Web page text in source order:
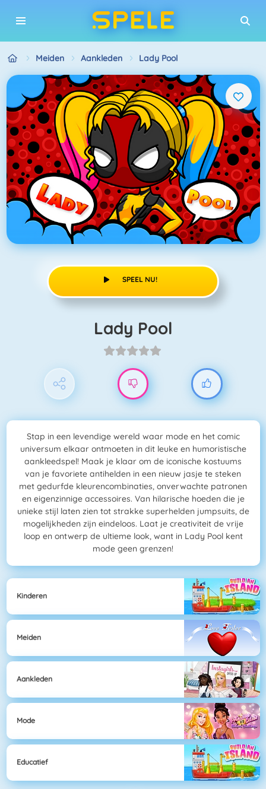
Meiden Aankleden Lady Pool
SPEEL NU!
Lady Pool
Stap in een levendige wereld waar mode en het comic
universum elkaar ontmoeten in dit leuke en humoristische
aankleedspel! Maak je klaar om de iconische kostuums
van je favoriete antihelden in een nieuw jasje te steken
met gedurfde kleurencombinaties, onverwachte patronen
en eigenzinnige accessoires. Van hilarische hoeden die je
unieke stijl laten zien tot strakke superhelden jumpsuits, de
mogelijkheden zijn eindeloos. Laat je creativiteit de vrije
loop en ontwerp de ultieme look, want in Lady Pool kent
mode geen grenzen!
Kinderen
Meiden
Aankleden
Mode
Educatief